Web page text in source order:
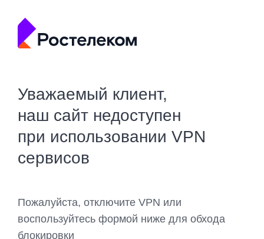
Уважаемый клиент,
наш сайт недоступен
при использовании VPN
сервисов
Пожалуйста, отключите VPN или
воспользуйтесь формой ниже для обхода
блокировки